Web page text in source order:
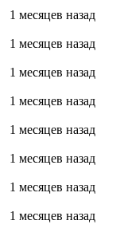
1 месяцев назад
1 месяцев назад
1 месяцев назад
1 месяцев назад
1 месяцев назад
1 месяцев назад
1 месяцев назад
1 месяцев назад